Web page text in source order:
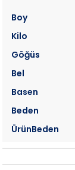
Boy
Kilo
Göğüs
Bel
Basen
Beden
ÜrünBeden